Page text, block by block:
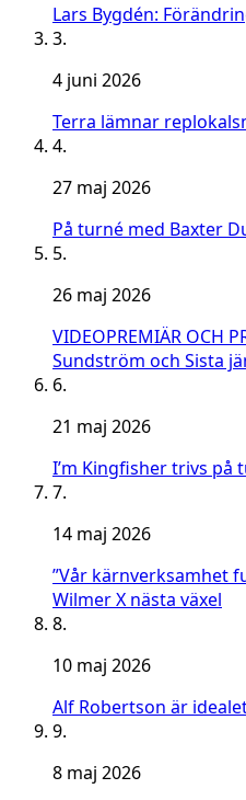
Lars Bygdén:
3.
4 juni 2026
Terra lämnar
4.
27 maj 2026
På turné med Baxter
5.
26 maj 2026
VIDEOPREMIÄR OCH
Sundström och Sista
6.
21 maj 2026
I’m Kingfisher trivs på
7.
14 maj 2026
”Vår kärnverksamhet
Wilmer X nästa växel
8.
10 maj 2026
Alf Robertson är
9.
8 maj 2026